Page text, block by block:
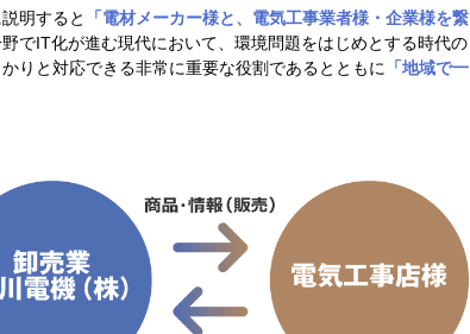
明すると
「電材メーカー様と、電気工事業者様・企業様を繋
でIT化が進む現代において、 環境問題をはじめとする時代の
りと対応できる非常に重要な役割 であるとともに
「地域で一